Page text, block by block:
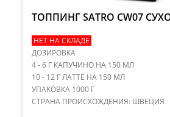
ТОППИНГ SATRO CW07
НЕТ НА СКЛАДЕ
ДОЗИРОВКА
4 - 6 Г КАПУЧИНО НА 150 МЛ
10 - 12 Г ЛАТТЕ НА 150 МЛ
УПАКОВКА 1000 Г
​СТРАНА ПРОИСХОЖДЕНИЯ: ШВЕЦИЯ